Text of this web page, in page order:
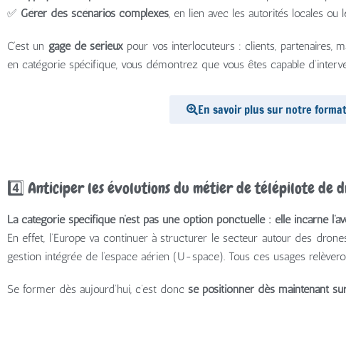
✅ Gérer des scénarios complexes, en lien avec les autorités locales ou
C’est un gage de sérieux pour vos interlocuteurs : clients, partenaires,
en catégorie spécifique, vous démontrez que vous êtes capable
En savoir plus sur notre
4️⃣ Anticiper les évolutions du métier de télépilote de
La catégorie spécifique n’est pas une option ponctuelle : elle incarne
En effet, l’Europe va continuer à structurer le secteur autour des
gestion intégrée de l’espace aérien (U-space). Tous ces usages
Se former dès aujourd’hui, c’est donc se positionner dès maintenant